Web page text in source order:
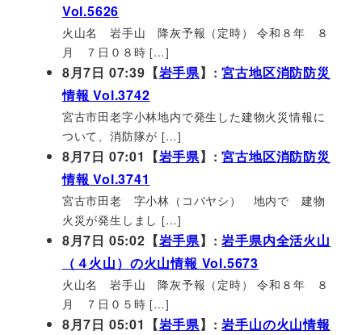
Vol.5626
火山名 岩手山 降灰予報（定時） 令和８年 ８
月 ７日０８時 […]
8月7日 07:39【岩手県】:宮古地区消防防災
情報 Vol.3742
宮古市田老字小林地内で発生した建物火災情報に
ついて、消防隊が […]
8月7日 07:01【岩手県】:宮古地区消防防災
情報 Vol.3741
宮古市田老 字小林（コバヤシ） 地内で 建物
火災が発生しまし […]
8月7日 05:02【岩手県】:岩手県内全活火山
（４火山）の火山情報 Vol.5673
火山名 岩手山 降灰予報（定時） 令和８年 ８
月 ７日０５時 […]
8月7日 05:01【岩手県】:岩手山の火山情報